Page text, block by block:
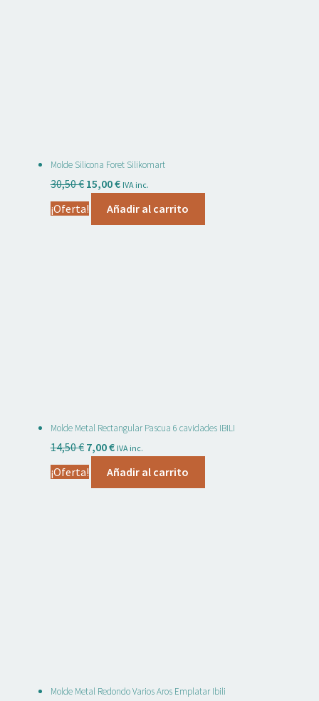
Molde Silicona Foret Silikomart
30,50€ El
precio
original
15,00€ElIVA inc.
¡Oferta! Añadir al carrito
Molde Metal Rectangular Pascua 6 cavidades IBILI
14,50€ El
precio
original
7,00€ElIVA inc.
¡Oferta! Añadir al carrito
Molde Metal Redondo Varios Aros Emplatar Ibili